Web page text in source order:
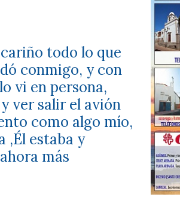
todo lo que
conmigo, y con
vi en persona,
ver salir el avión
como algo mío,
,Él estaba y
más